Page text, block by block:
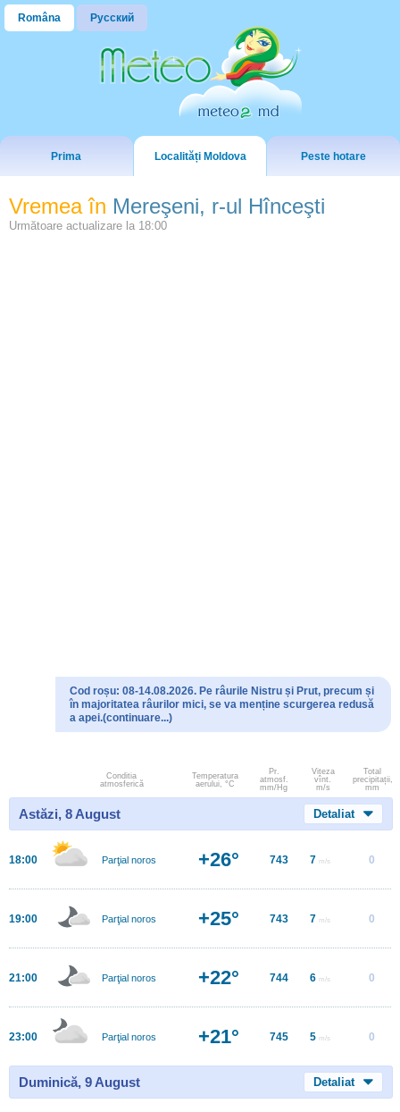
Româna Русский
Prima Localități Moldova Peste hotare
Vremea în Mereşeni, r-ul Hînceşti
Următoare actualizare la 18:00
Cod roșu: 08-14.08.2026. Pe râurile Nistru și Prut, precum și
în majoritatea râurilor mici, se va menține scurgerea redusă
a apei.(continuare...)
Conditia
atmosferică
Temperatura
aerului, °C
Pr.
atmosf.
mm/Hg
Viteza
vînt.
m/s
Total
precipitații,
mm
Astăzi, 8 August Detaliat
18:00 Parţial noros +26° 743 7 m/s 0
19:00 Parţial noros +25° 743 7 m/s 0
21:00 Parţial noros +22° 744 6 m/s 0
23:00 Parţial noros +21° 745 5 m/s 0
Duminică, 9 August Detaliat